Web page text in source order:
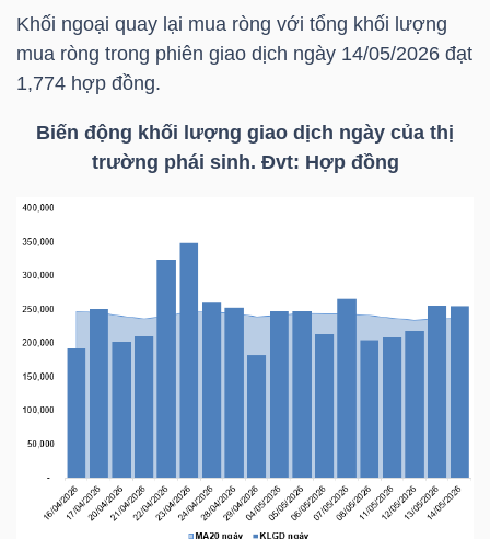
Khối ngoại quay lại mua ròng với tổng khối lượng
mua ròng trong phiên giao dịch ngày 14/05/2026 đạt
1,774 hợp đồng.
Biến động khối lượng giao dịch ngày của thị
trường phái sinh. Đvt: Hợp đồng
TIÊU
THIẾT
YẾU
CHĂM